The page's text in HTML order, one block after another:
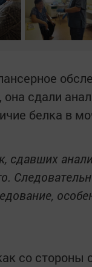
сдали
белка в
сдавших
со стороны